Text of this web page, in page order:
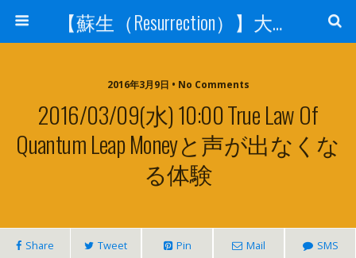
【蘇生（Resurrection）】大宇宙と人体の神秘を紐解く
2016年3月9日 • No Comments
2016/03/09(水) 10:00 True Law Of
Quantum Leap Moneyと声が出なくな
る体験
Share Tweet Pin Mail SMS